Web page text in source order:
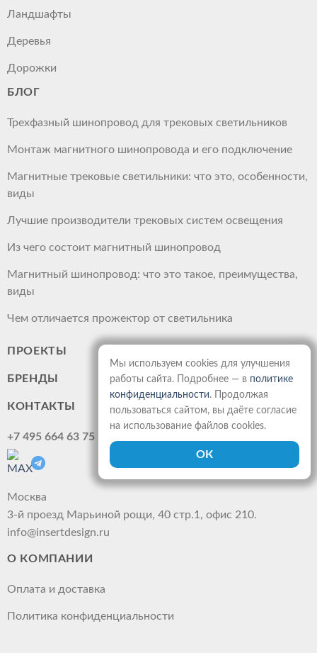
Ландшафты
Деревья
Дорожки
БЛОГ
Трехфазный шинопровод для трековых светильников
Монтаж магнитного шинопровода и его подключение
Магнитные трековые светильники: что это, особенности,
виды
Лучшие производители трековых систем освещения
Из чего состоит магнитный шинопровод
Магнитный шинопровод: что это такое, преимущества,
виды
Чем отличается прожектор от светильника
ПРОЕКТЫ
БРЕНДЫ
КОНТАКТЫ
+7 495 664 63 75
Москва
3-й проезд Марьиной рощи, 40 стр.1, офис 210.
info@insertdesign.ru
О КОМПАНИИ
Оплата и доставка
Политика конфиденциальности
Мы используем cookies для улучшения
работы сайта. Подробнее — в политике
конфиденциальности. Продолжая
пользоваться сайтом, вы даёте согласие
на использование файлов cookies.